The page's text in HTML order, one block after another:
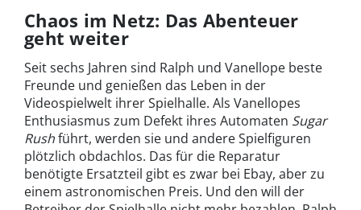
Chaos im Netz: Das Abenteuer
geht weiter
Seit sechs Jahren sind Ralph und Vanellope beste
Freunde und genießen das Leben in der
Videospielwelt ihrer Spielhalle. Als Vanellopes
Enthusiasmus zum Defekt ihres Automaten Sugar
Rushführt, werden sie und andere Spielfiguren
plötzlich obdachlos. Das für die Reparatur
benötigte Ersatzteil gibt es zwar bei Ebay, aber zu
einem astronomischen Preis. Und den will der